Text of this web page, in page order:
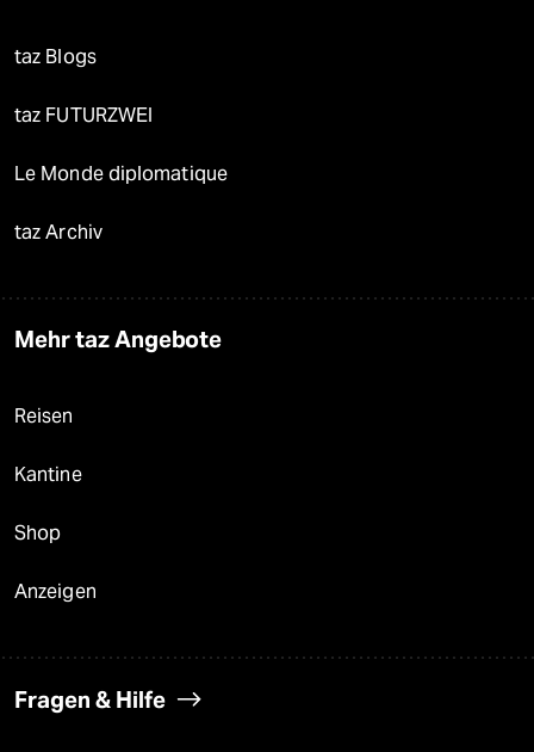
taz Blogs
taz FUTURZWEI
Le Monde diplomatique
taz Archiv
Mehr taz Angebote
Reisen
Kantine
Shop
Anzeigen
Fragen & Hilfe